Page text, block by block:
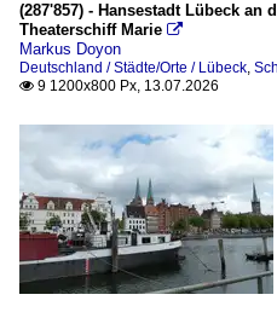
(287'857) - Hansestadt Lübeck an
Theaterschiff Marie 
Markus Doyon
Deutschland / Städte/Orte / Lübeck,
 9 1200x800 Px, 13.07.2026